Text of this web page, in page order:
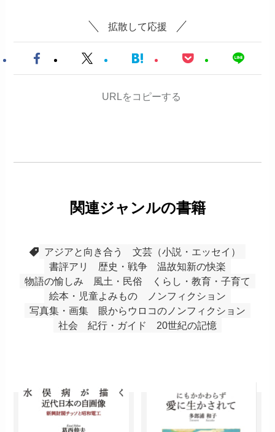
拡散して応援
URLをコピーする
関連ジャンルの書籍
アジアと向き合う
文芸（小説・エッセイ）
書評アリ
歴史・戦争
温故知新の快楽
物語の愉しみ
風土・民俗
くらし・教育・子育て
絵本・児童よみもの
ノンフィクション
写真集・画集
眼からウロコのノンフィクション
社会
紀行・ガイド 20世紀の記憶